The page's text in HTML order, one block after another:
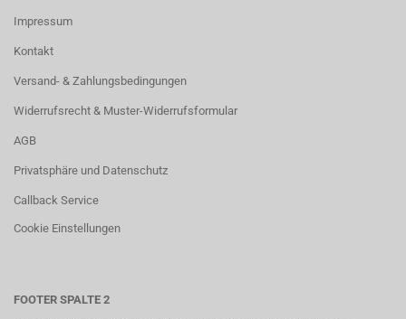
Impressum
Kontakt
Versand- & Zahlungsbedingungen
Widerrufsrecht & Muster-Widerrufsformular
AGB
Privatsphäre und Datenschutz
Callback Service
Cookie Einstellungen
FOOTER SPALTE 2